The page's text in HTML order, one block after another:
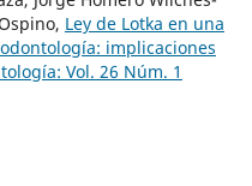
Ley de Lotka en una
implicaciones
Vol. 26 Núm. 1